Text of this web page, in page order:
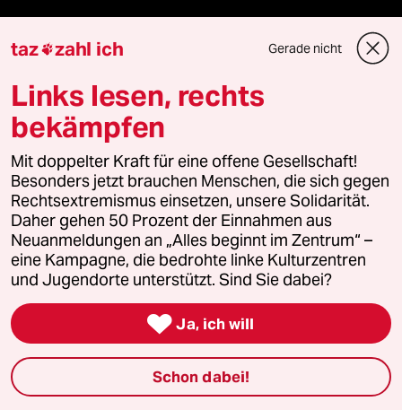
abo
genossenschaft
taz zahl ich
recherchefonds ausland
panterstiftung
panterpreis 2026
Podcast
bundestalk
taz zahl ich Gerade nicht
Links lesen, rechts
bekämpfen
Mit doppelter Kraft für eine offene Gesellschaft!
Besonders jetzt brauchen Menschen, die sich gegen
Rechtsextremismus einsetzen, unsere Solidarität.
Daher gehen 50 Prozent der Einnahmen aus
Neuanmeldungen an „Alles beginnt im Zentrum“ –
eine Kampagne, die bedrohte linke Kulturzentren
und Jugendorte unterstützt. Sind Sie dabei?
 Ja, ich will
Schon dabei!